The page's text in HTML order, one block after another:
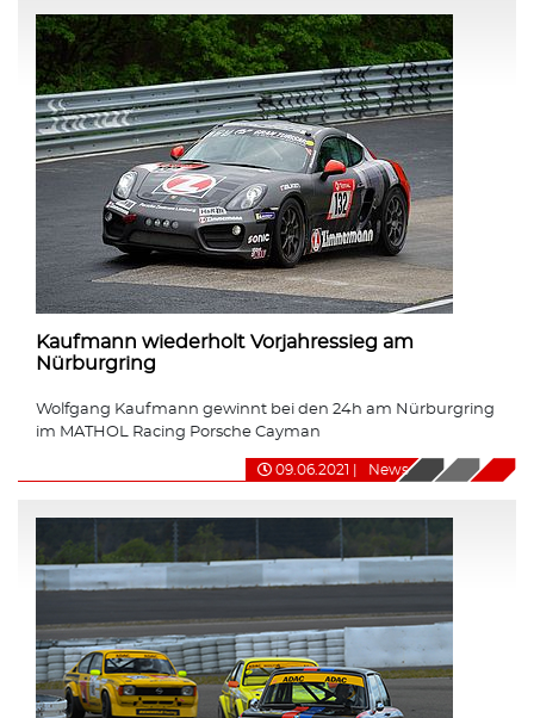
Kaufmann wiederholt Vorjahressieg am
Nürburgring
Wolfgang Kaufmann gewinnt bei den 24h am Nürburgring
im MATHOL Racing Porsche Cayman
09.06.2021 News